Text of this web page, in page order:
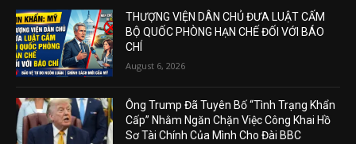
THƯỢNG VIỆN DÂN CHỦ ĐƯA LUẬT CẤM
BỘ QUỐC PHÒNG HẠN CHẾ ĐỐI VỚI BÁO
CHÍ
August 6, 2026
Ông Trump Đã Tuyên Bố “Tình Trạng Khẩn
Cấp” Nhằm Ngăn Chặn Việc Công Khai Hồ
Sơ Tài Chính Của Mình Cho Đài BBC